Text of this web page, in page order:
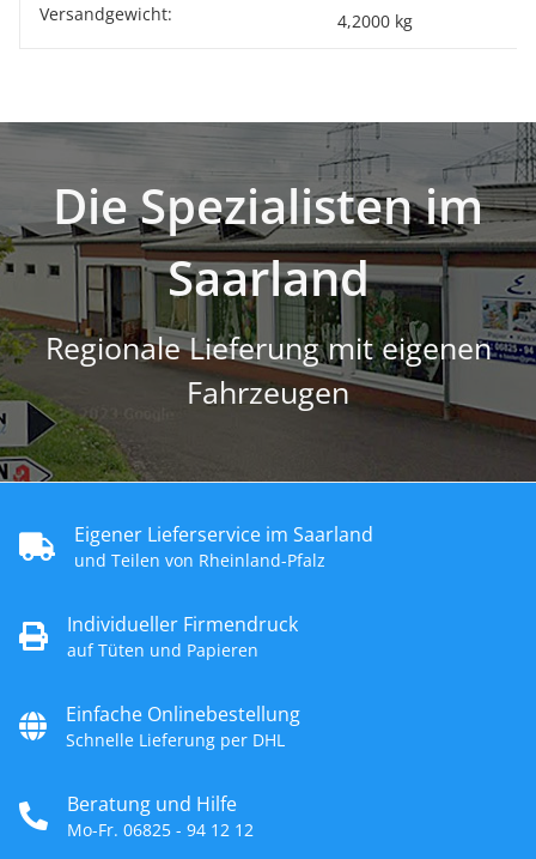
Produkteigenschaft
Wert
Versandgewicht: 4,2000 kg
Die Spezialisten im
Saarland
Regionale Lieferung mit eigenen
Fahrzeugen
Eigener Lieferservice im Saarland
und Teilen von Rheinland-Pfalz
Individueller Firmendruck
auf Tüten und Papieren
Einfache Onlinebestellung
Schnelle Lieferung per DHL
Beratung und Hilfe
Mo-Fr. 06825 - 94 12 12